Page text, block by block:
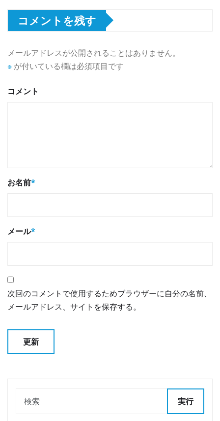
コメントを残す
メールアドレスが公開されることはありません。
※ が付いている欄は必須項目です
コメント
お名前*
メール*
次回のコメントで使用するためブラウザーに自分の名前、
メールアドレス、サイトを保存する。
実行